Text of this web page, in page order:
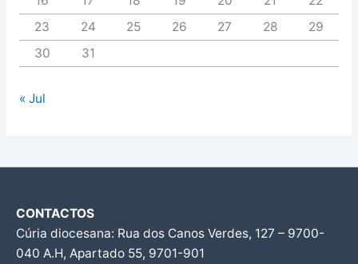
23
24 25 26 27 28
29
30
31
« Jul
CONTACTOS
Cúria diocesana: Rua dos Canos Verdes, 127 – 9700-
040 A.H, Apartado 55, 9701-901